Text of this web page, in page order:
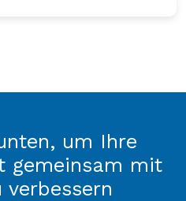
um Ihre
gemeinsam mit
verbessern